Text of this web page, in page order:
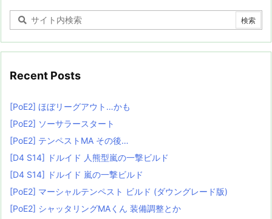
Recent Posts
[PoE2] ほぼリーグアウト…かも
[PoE2] ソーサラースタート
[PoE2] テンペストMA その後…
[D4 S14] ドルイド 人熊型嵐の一撃ビルド
[D4 S14] ドルイド 嵐の一撃ビルド
[PoE2] マーシャルテンペスト ビルド (ダウングレード版)
[PoE2] シャッタリングMAくん 装備調整とか